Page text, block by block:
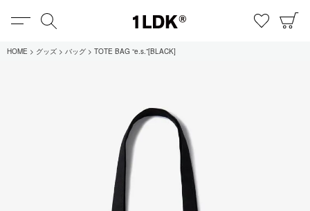
MENU お気に
全てのアイテム
限定
HOME グッズ バッグ TOTE BAG “e.s.”[BLACK]